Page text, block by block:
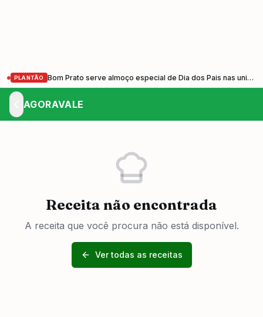
PLANTÃO Bom Prato serve almoço especial de Dia dos Pais nas unidades do Vale do Paraíba nesta sexta-feira (7)
AGORAVALE
Receita não encontrada
A receita que você procura não está disponível.
Ver todas as receitas